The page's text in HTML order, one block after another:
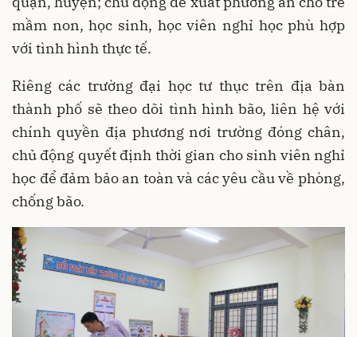
mầm non, học sinh, học viên nghỉ học phù hợp
với tình hình thực tế.
Riêng các trường đại học tư thục trên địa bàn
thành phố sẽ theo dõi tình hình bão, liên hệ với
chính quyền địa phương nơi trường đóng chân,
chủ động quyết định thời gian cho sinh viên nghỉ
học để đảm bảo an toàn và các yêu cầu về phòng,
chống bão.